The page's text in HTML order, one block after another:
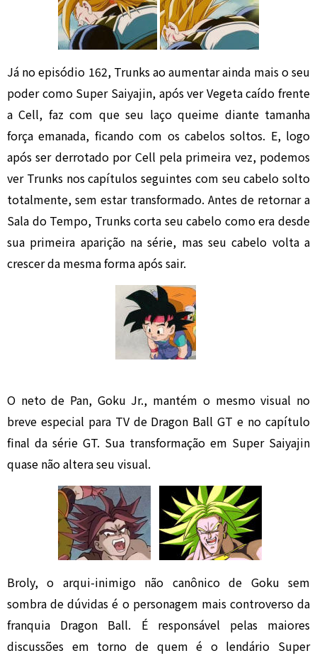
Já no episódio 162, Trunks ao aumentar ainda mais o seu
poder como Super Saiyajin, após ver Vegeta caído frente
a Cell, faz com que seu laço queime diante tamanha
força emanada, ficando com os cabelos soltos. E, logo
após ser derrotado por Cell pela primeira vez, podemos
ver Trunks nos capítulos seguintes com seu cabelo solto
totalmente, sem estar transformado. Antes de retornar a
Sala do Tempo, Trunks corta seu cabelo como era desde
sua primeira aparição na série, mas seu cabelo volta a
crescer da mesma forma após sair.
O neto de Pan, Goku Jr., mantém o mesmo visual no
breve especial para TV de Dragon Ball GT e no capítulo
final da série GT. Sua transformação em Super Saiyajin
quase não altera seu visual.
Broly, o arqui-inimigo não canônico de Goku sem
sombra de dúvidas é o personagem mais controverso da
franquia Dragon Ball. É responsável pelas maiores
discussões em torno de quem é o lendário Super